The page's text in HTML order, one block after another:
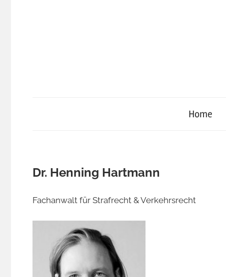
Home
Dr. Henning Hartmann
Fachanwalt für Strafrecht & Verkehrsrecht